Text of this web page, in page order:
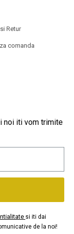
Retur
comanda
noi iti vom trimite
si iti dai
de la noi!